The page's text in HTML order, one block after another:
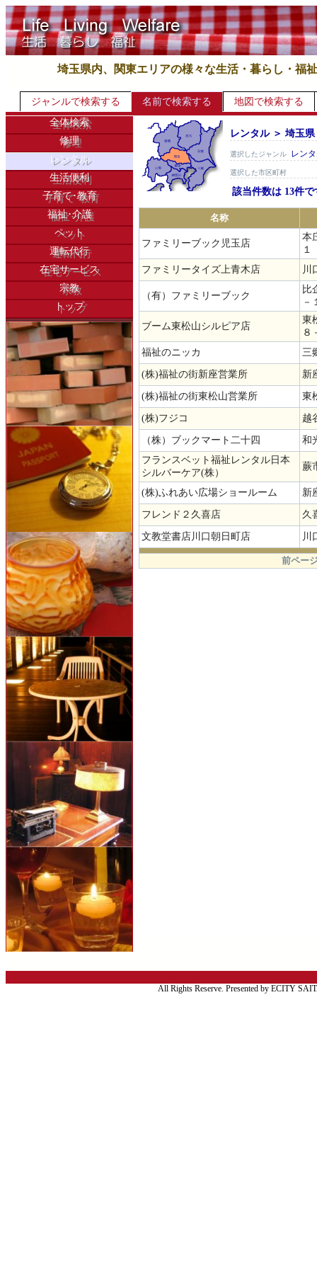
埼玉県内、関東エリアの様々な生活・暮らし・福
ジャンルで検索する 名前で検索する
地図で検索する
全体検索
修理
レンタル
生活便利
子育て･教育
福祉･介護
ペット
運転代行
在宅サービス
宗教
トップ
レンタル ＞ 埼玉
選択したジャンル レン
選択した市区町村
該当件数は 13件で
名称
ファミリーブック児玉店
本
１
ファミリータイズ上青木店
川
（有）ファミリーブック
比
－
ブーム東松山シルピア店
東
８
福祉のニッカ
三
(株)福祉の街新座営業所 新
(株)福祉の街東松山営業所 東
(株)フジコ 越
（株）ブックマート二十四
和
フランスベット福祉レンタル日本
シルバーケア(株）
蕨
(株)ふれあい広場ショールーム 新
フレンド２久喜店 久
文教堂書店川口朝日町店 川
.
前ペー
All Rights Reserve. Presented by ECITY